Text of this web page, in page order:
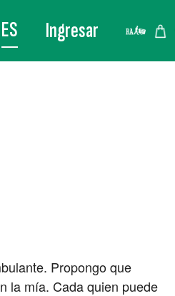
ES Ingresar
Propongo que
la mía. Cada quien puede